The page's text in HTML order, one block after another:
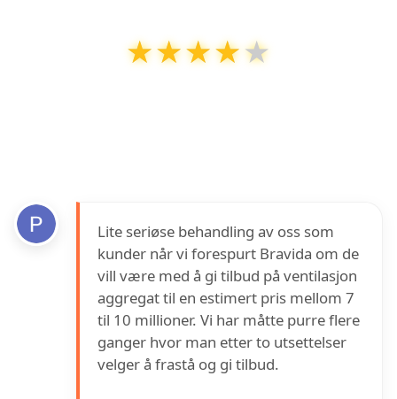
★★★★★
★★★★★
Lite seriøse behandling av oss som
kunder når vi forespurt Bravida om de
vill være med å gi tilbud på ventilasjon
aggregat til en estimert pris mellom 7
til 10 millioner. Vi har måtte purre flere
ganger hvor man etter to utsettelser
velger å frastå og gi tilbud.